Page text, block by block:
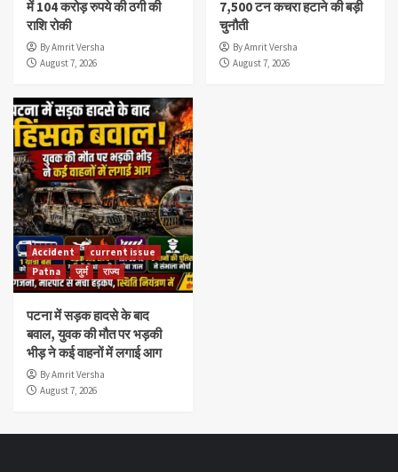
में 104 करोड़ रुपये की ठगी की
राशि रोकी
By Amrit Versha
August 7, 2026
7,500 टन कचरा हटाने की बड़ी
चुनौती
By Amrit Versha
August 7, 2026
Accident
current issue
Patna
जुर्म राज्य
पटना में सड़क हादसे के बाद
बवाल, युवक की मौत पर भड़की
भीड़ ने कई वाहनों में लगाई आग
By Amrit Versha
August 7, 2026